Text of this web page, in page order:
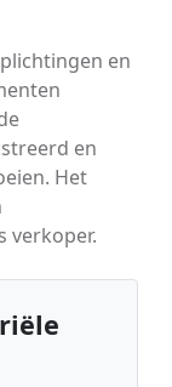
en
en
Het
verkoper.